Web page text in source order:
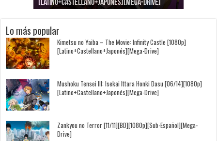
[Latino+Castellano+Japonés][Mega-Drive]
[Latino+Japonés][Mega-Drive]
[Latino+Castellano+Japonés][Mega-Drive]
[1080p][Sub-Español][Mega-Drive]
[Castellano+English+Japonés][Mega-Drive]
[1080p][Sub-Español][Mega-Drive]
Lo más popular
Kimetsu no Yaiba – The Movie: Infinity Castle [1080p]
[Latino+Castellano+Japonés][Mega-Drive]
Mushoku Tensei III: Isekai Ittara Honki Dasu [06/14][1080p]
[Latino+Castellano+Japonés][Mega-Drive]
Zankyou no Terror [11/11][BD][1080p][Sub-Español][Mega-
Drive]